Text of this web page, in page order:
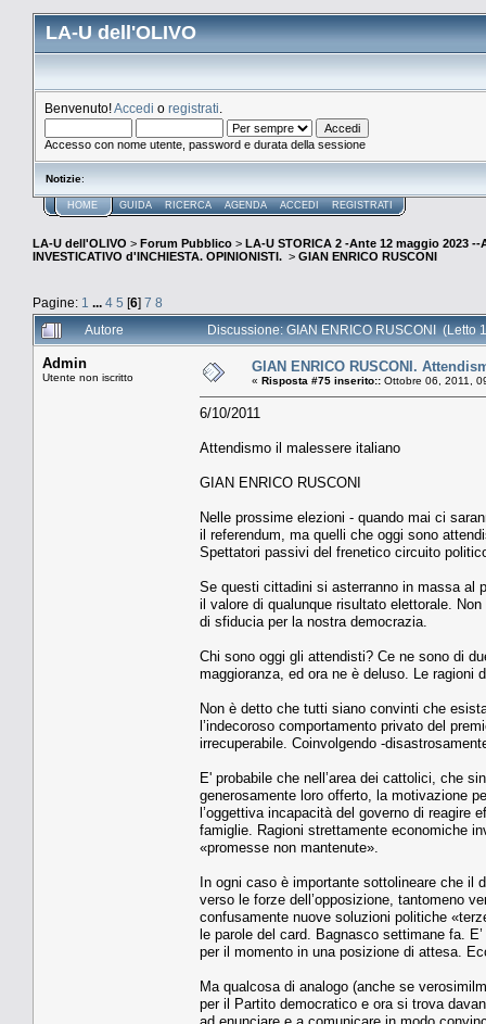
LA-U dell'OLIVO
Benvenuto!Accedi o registrati
Accesso con nome utente, password e durata della sessione
Notizie:
HOME GUIDA RICERCA AGENDA ACCEDI REGISTRATI
LA-U dell'OLIVO > Forum Pubblico > LA-U STORICA 2 -Ante 12 maggio 2023 --
INVESTICATIVO d'INCHIESTA. OPINIONISTI. > GIAN ENRICO RUSCONI
Pagine: 1 ... 4 5 [6] 7 8
Autore
Discussione: GIAN ENRICO RUSCONI (Letto
Admin
Utente non iscritto
GIAN ENRICO RUSCONI.
« Risposta #75 inserito:: Ottobre 06, 2011,
6/10/2011
Attendismo il malessere italiano
GIAN ENRICO RUSCONI
Nelle prossime elezioni - quando mai ci
il referendum, ma quelli che oggi sono
Spettatori passivi del frenetico circuito
Se questi cittadini si asterranno in massa al
il valore di qualunque risultato elettorale.
di sfiducia per la nostra democrazia.
Chi sono oggi gli attendisti? Ce ne sono di
maggioranza, ed ora ne è deluso. Le ragioni
Non è detto che tutti siano convinti che
l’indecoroso comportamento privato del
irrecuperabile. Coinvolgendo -
E' probabile che nell’area dei cattolici, che
generosamente loro offerto, la motivazione
l’oggettiva incapacità del governo di reagire
famiglie. Ragioni strettamente economiche
«promesse non mantenute».
In ogni caso è importante sottolineare che il
verso le forze dell’opposizione, tantomeno
confusamente nuove soluzioni politiche
le parole del card. Bagnasco settimane fa.
per il momento in una posizione di attesa.
Ma qualcosa di analogo (anche se
per il Partito democratico e ora si trova